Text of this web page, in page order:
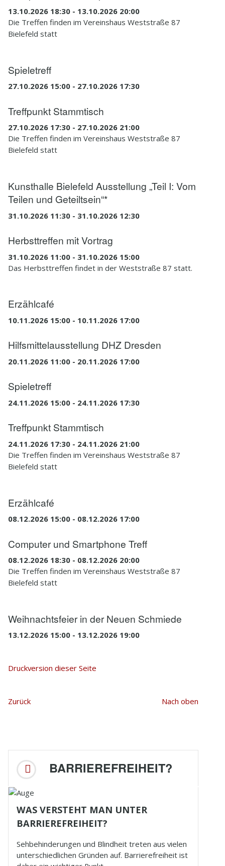
13.10.2026 18:30 - 13.10.2026 20:00
Die Treffen finden im Vereinshaus Weststraße 87
Bielefeld statt
Spieletreff
27.10.2026 15:00 - 27.10.2026 17:30
Treffpunkt Stammtisch
27.10.2026 17:30 - 27.10.2026 21:00
Die Treffen finden im Vereinshaus Weststraße 87
Bielefeld statt
Kunsthalle Bielefeld Ausstellung „Teil I: Vom
Teilen und Geteiltsein“*
31.10.2026 11:30 - 31.10.2026 12:30
Herbsttreffen mit Vortrag
31.10.2026 11:00 - 31.10.2026 15:00
Das Herbsttreffen findet in der Weststraße 87 statt.
Erzählcafé
10.11.2026 15:00 - 10.11.2026 17:00
Hilfsmittelausstellung DHZ Dresden
20.11.2026 11:00 - 20.11.2026 17:00
Spieletreff
24.11.2026 15:00 - 24.11.2026 17:30
Treffpunkt Stammtisch
24.11.2026 17:30 - 24.11.2026 21:00
Die Treffen finden im Vereinshaus Weststraße 87
Bielefeld statt
Erzählcafé
08.12.2026 15:00 - 08.12.2026 17:00
Computer und Smartphone Treff
08.12.2026 18:30 - 08.12.2026 20:00
Die Treffen finden im Vereinshaus Weststraße 87
Bielefeld statt
Weihnachtsfeier in der Neuen Schmiede
13.12.2026 15:00 - 13.12.2026 19:00
Druckversion dieser Seite
Zurück Nach oben
BARRIEREFREIHEIT?
WAS VERSTEHT MAN UNTER
BARRIEREFREIHEIT?
Sehbehinderungen und Blindheittreten aus vielen
unterschiedlichen Gründen auf. Barrierefreiheit ist